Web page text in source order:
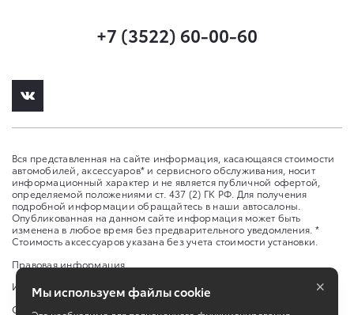
+7 (3522) 60-00-60
Вся представленная на сайте информация, касающаяся стоимости
автомобилей, аксессуаров* и сервисного обслуживания, носит
информационный характер и не является публичной офертой,
определяемой положениями ст. 437 (2) ГК РФ. Для получения
подробной информации обращайтесь в наши автосалоны.
Опубликованная на данном сайте информация может быть
изменена в любое время без предварительного уведомления. *
Стоимость аксессуаров указана без учета стоимости установки.
Правовая информация
Изменить настройку cookies
Сбросить cookie
Мы используем файлы cookie ×